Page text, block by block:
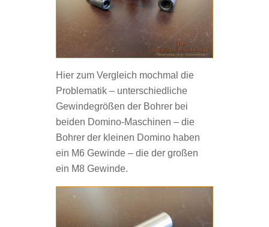
Hier zum Vergleich mochmal die
Problematik – unterschiedliche
Gewindegrößen der Bohrer bei
beiden Domino-Maschinen – die
Bohrer der kleinen Domino haben
ein M6 Gewinde – die der großen
ein M8 Gewinde.